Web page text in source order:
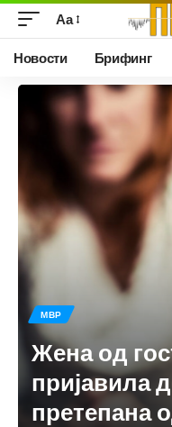
Аа
Новости Брифинг
МВР
Жена од
пријавила
претепана